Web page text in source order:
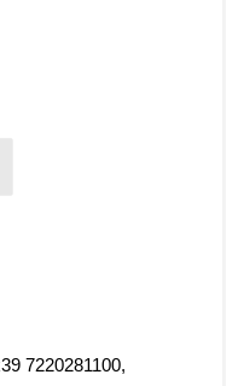
7220281100,